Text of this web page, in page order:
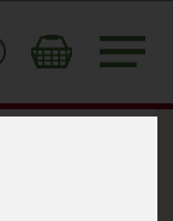
Toggle
cart